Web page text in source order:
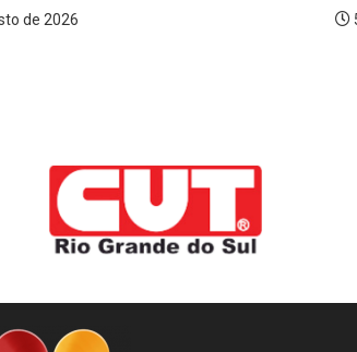
de 2026